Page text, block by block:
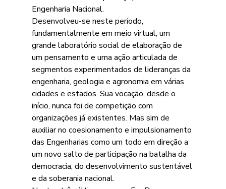
Engenharia Nacional.
Desenvolveu-se neste período,
fundamentalmente em meio virtual, um
grande laboratório social de elaboração de
um pensamento e uma ação articulada de
segmentos experimentados de lideranças da
engenharia, geologia e agronomia em várias
cidades e estados. Sua vocação, desde o
início, nunca foi de competição com
organizações já existentes. Mas sim de
auxiliar no coesionamento e impulsionamento
das Engenharias como um todo em direção a
um novo salto de participação na batalha da
democracia, do desenvolvimento sustentável
e da soberania nacional.